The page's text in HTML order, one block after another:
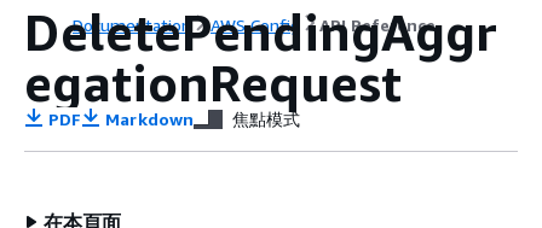
Documentation AWS Config API Reference
DeletePendingAggr
egationRequest
PDF Markdown 焦點模式
在本頁面